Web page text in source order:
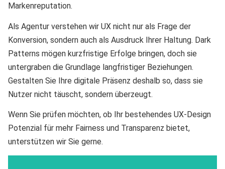
Markenreputation.
Als Agentur verstehen wir UX nicht nur als Frage der
Konversion, sondern auch als Ausdruck Ihrer Haltung. Dark
Patterns mögen kurzfristige Erfolge bringen, doch sie
untergraben die Grundlage langfristiger Beziehungen.
Gestalten Sie Ihre digitale Präsenz deshalb so, dass sie
Nutzer nicht täuscht, sondern überzeugt.
Wenn Sie prüfen möchten, ob Ihr bestehendes UX-Design
Potenzial für mehr Fairness und Transparenz bietet,
unterstützen wir Sie gerne.